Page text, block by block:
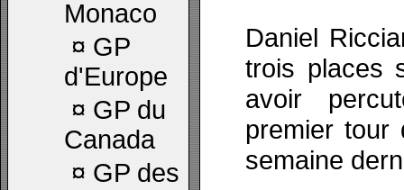
Monaco
¤ GP
d'Europe
¤ GP du
Canada
¤ GP des
Daniel
trois places
avoir
premier tour
semaine